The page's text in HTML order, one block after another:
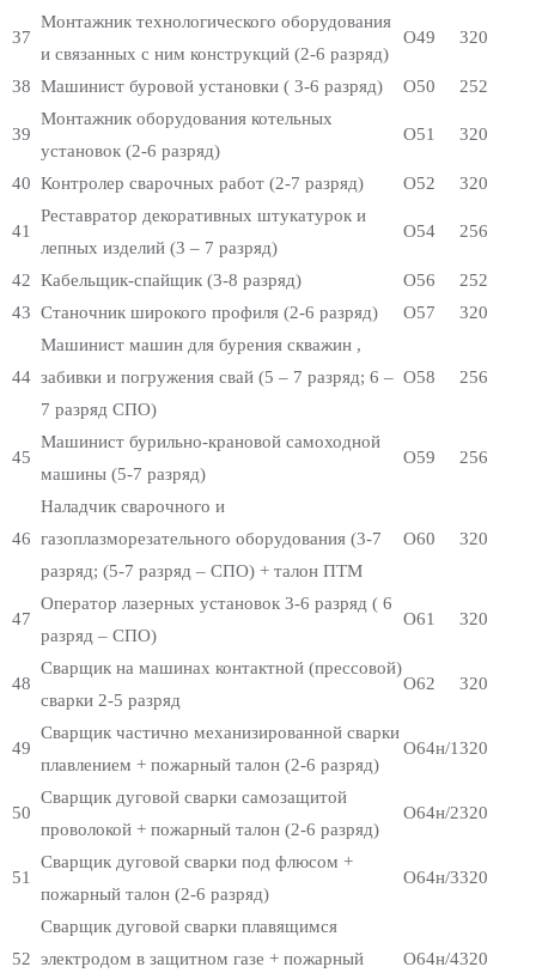
37
Монтажник технологического оборудования
и связанных с ним конструкций (2-6 разряд)
О49 320
38 Машинист буровой установки ( 3-6 разряд) О50 252
39
Монтажник оборудования котельных
установок (2-6 разряд)
О51 320
40 Контролер сварочных работ (2-7 разряд) О52 320
41
Реставратор декоративных штукатурок и
лепных изделий (3 – 7 разряд)
О54 256
42 Кабельщик-спайщик (3-8 разряд) О56
252
43 Станочник широкого профиля (2-6 разряд) О57 320
44
Машинист машин для бурения скважин ,
забивки и погружения свай (5 – 7 разряд; 6 –
7 разряд СПО)
О58 256
45
Машинист бурильно-крановой самоходной
машины (5-7 разряд)
О59 256
46
Наладчик сварочного и
газоплазморезательного оборудования (3-7
разряд; (5-7 разряд – СПО) + талон ПТМ
О60 320
47
Оператор лазерных установок 3-6 разряд ( 6
разряд – СПО)
О61 320
48
Сварщик на машинах контактной (прессовой)
сварки 2-5 разряд
О62 320
49
Сварщик частично механизированной сварки
плавлением + пожарный талон (2-6 разряд)
О64н/1320
50
Сварщик дуговой сварки самозащитой
проволокой + пожарный талон (2-6 разряд)
О64н/2320
51
Сварщик дуговой сварки под флюсом +
пожарный талон (2-6 разряд)
О64н/3320
52
Сварщик дуговой сварки плавящимся
электродом в защитном газе + пожарный
О64н/4320